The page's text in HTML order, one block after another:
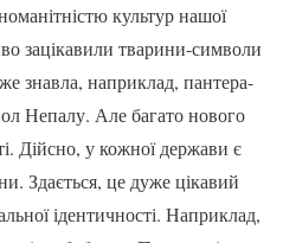
культур нашої
зацікавили тварини-символи
знавла, наприклад, пантера-
Непалу. Але багато нового
Дійсно, у кожної держави є
Здається, це дуже цікавий
ідентичності. Наприклад,